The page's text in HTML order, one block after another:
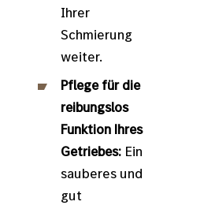
Ihrer
Schmierung
weiter.
Pflege für die
reibungslos
Funktion Ihres
Getriebes: Ein
sauberes und
gut